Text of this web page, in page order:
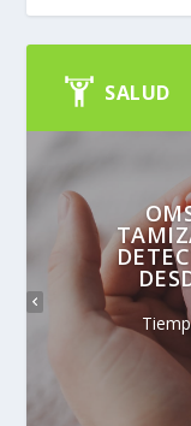
SALUD